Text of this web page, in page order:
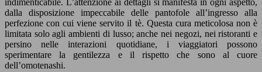
indimenticabile. L’attenzione ai dettagli si manifesta in ogni aspetto,
dalla disposizione impeccabile delle pantofole all’ingresso alla
perfezione con cui viene servito il tè. Questa cura meticolosa non è
limitata solo agli ambienti di lusso; anche nei negozi, nei ristoranti e
persino nelle interazioni quotidiane, i viaggiatori possono
sperimentare la gentilezza e il rispetto che sono al cuore
dell’omotenashi.